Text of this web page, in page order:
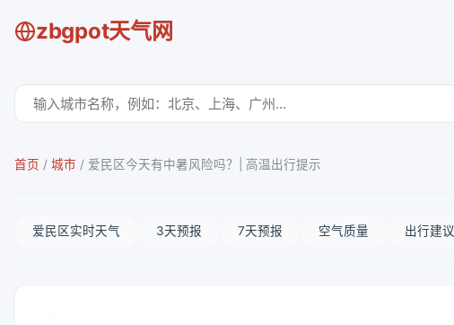
zbgpot天气网
首页 / 城市 / 爱民区今天有中暑风险吗？| 高温出行提示
爱民区实时天气 3天预报 7天预报 空气质量 出行建议